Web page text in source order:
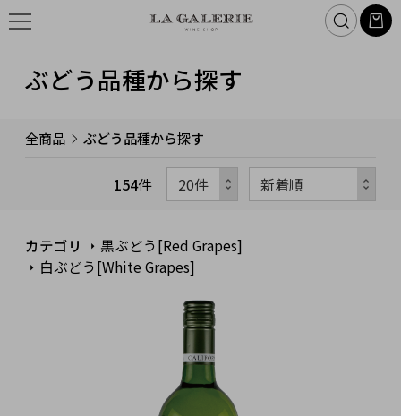
ぶどう品種から探す
全商品 ぶどう品種から探す
154件
カテゴリ
黒ぶどう[Red Grapes]
白ぶどう[White Grapes]